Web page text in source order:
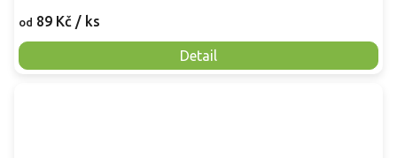
od 89 Kč / ks
Detail